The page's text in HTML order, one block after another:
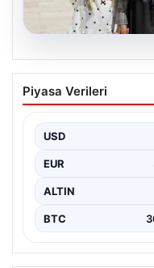
05.08.2026
Yıldırım
Anıtkabir hayali
Zeynep Yıldırım (59),
Piyasa Verileri
USD
EUR
ALTIN
BTC